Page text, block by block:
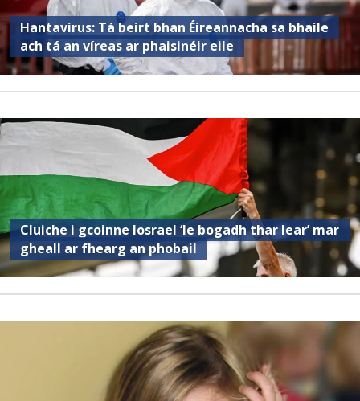
Hantavirus: Tá beirt bhan Éireannacha sa bhaile
ach tá an víreas ar phaisinéir eile
Cluiche i gcoinne Iosrael ‘le bogadh thar lear’ mar
gheall ar fhearg an phobail